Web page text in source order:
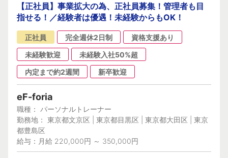
【正社員】事業拡大の為、正社員募集！管理者も目
指せる！／経験者は優遇！未経験からもOK！
正社員 完全週休2日制
資格支援あり
未経験歓迎
未経験入社50%超
内定まで約2週間
新卒歓迎
eF-foria
職種： パーソナルトレーナー
勤務地： 東京都文京区 | 東京都目黒区 | 東京都大田区 | 東京
都豊島区
給与：月給 220,000円 ～ 350,000円